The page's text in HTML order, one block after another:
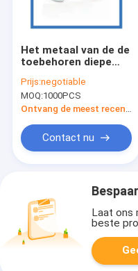
Het metaal van de de
toebehoren diepe
precisiemotor het
stempelen
Prijs:negotiable
MOQ:1000PCS
Ontvang de meest recente Prijs
Contact nu
Laat ons
beste